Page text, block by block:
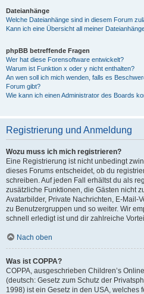
Dateianhänge
Welche Dateianhänge sind in diesem Forum
Kann ich eine Übersicht all meiner
phpBB betreffende Fragen
Wer hat diese Forensoftware entwickelt?
Warum ist Funktion x oder y nicht enthalten?
An wen soll ich mich wenden, falls es
Forum gibt?
Wie kann ich einen Administrator des Boards
Registrierung und Anmeldung
Wozu muss ich mich registrieren?
Eine Registrierung ist nicht unbedingt
dieses Forums entscheidet, ob du
schreiben. Auf jeden Fall erhältst du als
zusätzliche Funktionen, die Gästen nicht
Avatarbilder, Private Nachrichten, E-Mail-
zu Benutzergruppen und so weiter. Wir
schnell erledigt ist und dir zahlreiche
Nach oben
Was ist COPPA?
COPPA, ausgeschrieben Children’s
(deutsch: Gesetz zum Schutz der
1998) ist ein Gesetz in den USA, welches